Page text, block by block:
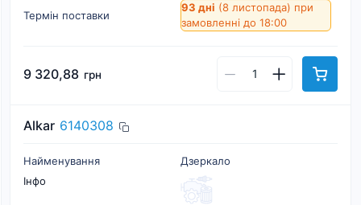
Термін поставки
93 дні (8 листопада) при
замовленні до 18:00
9 320,88 грн
Alkar 6140308
Найменування
Дзеркало
Інфо